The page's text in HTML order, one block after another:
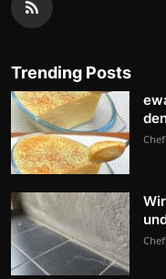
Trending Posts